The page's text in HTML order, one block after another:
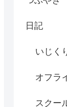
日記
いじく
オフラ
スクー